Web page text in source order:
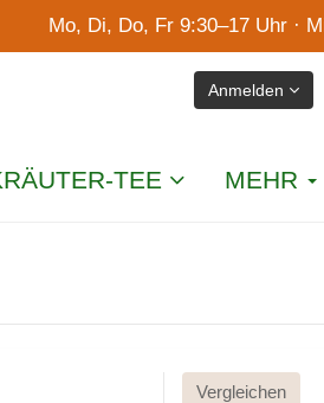
Mo, Di, Do, Fr 9:30–17 Uhr ·
Anmelden
TEE MEHR
Vergleichen